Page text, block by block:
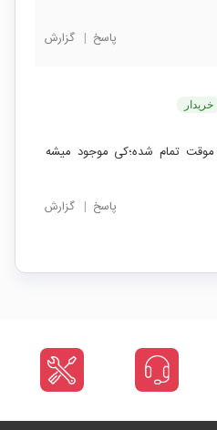
پاسخ | گزارش
خریدار
تمام شده؛کی موجود میشه
پاسخ | گزارش